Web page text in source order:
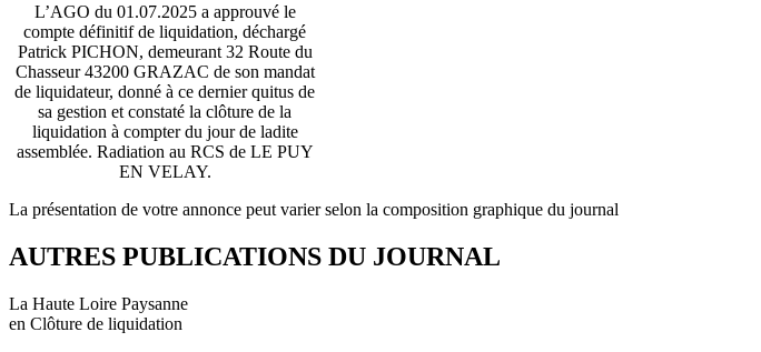
L’AGO du 01.07.2025 a approuvé le
compte définitif de liquidation, déchargé
Patrick PICHON, demeurant 32 Route du
Chasseur 43200 GRAZAC de son mandat
de liquidateur, donné à ce dernier quitus de
sa gestion et constaté la clôture de la
liquidation à compter du jour de ladite
assemblée. Radiation au RCS de LE PUY
EN VELAY.
La présentation de votre annonce peut varier selon la composition graphique du journal
AUTRES PUBLICATIONS DU JOURNAL
La Haute Loire Paysanne
en Clôture de liquidation